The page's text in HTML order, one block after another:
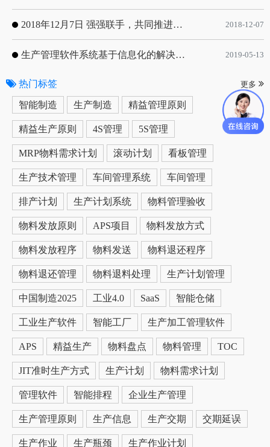
2018年12月7日 强强联手，共同推进电子器件领域APS应用典范 风华高科生产自动化工业互联网应用项目-APS项目启动会 2018-12-07
生产管理软件系统基于信息化的解决方案 2019-05-13
热门标签 更多
智能制造 生产制造 精益管理原则
精益生产原则 4S管理 5S管理
MRP物料需求计划 滚动计划 看板管理
生产技术管理 车间管理系统 车间管理
排产计划 生产计划系统 物料管理验收
物料发放原则 APS项目 物料发放方式
物料发放程序 物料发送 物料退还程序
物料退还管理 物料退料处理 生产计划管理
中国制造2025 工业4.0 SaaS 智能仓储
工业生产软件 智能工厂 生产加工管理软件
APS 精益生产 物料盘点 物料管理 TOC
JIT准时生产方式 生产计划 物料需求计划
管理软件 智能排程 企业生产管理
生产管理原则 生产信息 生产交期 交期延误
生产作业 生产瓶颈 生产作业计划